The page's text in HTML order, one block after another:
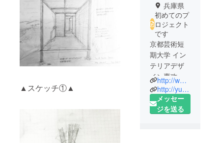
▲スケッチ①▲
兵庫県
初めてのプ
ロジェクト
です
京都芸術短
期大学 イン
テリアデザ
イン専攻卒
業制作を
きっかけに
和紙のあか
http://www.facebook.com/yukiakarikoubou
http://yukiakarikoubou.com
メッセー
ジを送る